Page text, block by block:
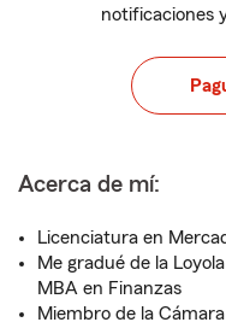
notificaciones
Acerca de mí:
Licenciatura en
Me gradué de la
MBA en Finanzas
Miembro de la